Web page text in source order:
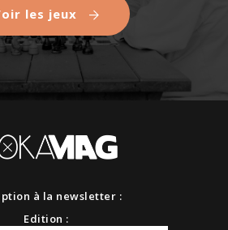
les jeux
à la newsletter :
Edition :